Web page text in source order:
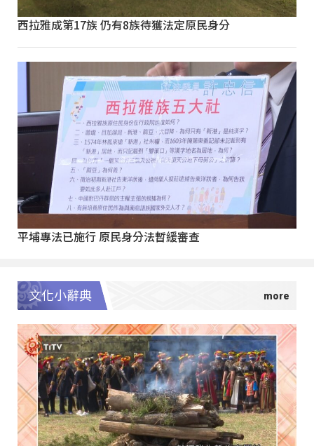
西拉雅成第17族 仍有8族待獲法定原民身分
平埔專法已施行 原民身分法暫緩審查
文化小辭典